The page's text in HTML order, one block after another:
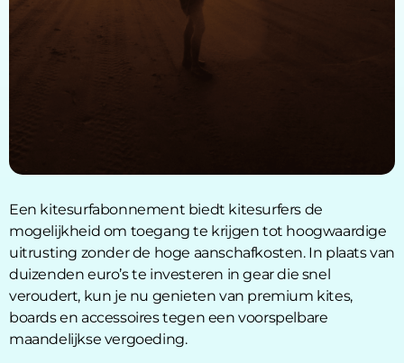
Een kitesurfabonnement biedt kitesurfers de
mogelijkheid om toegang te krijgen tot hoogwaardige
uitrusting zonder de hoge aanschafkosten. In plaats van
duizenden euro’s te investeren in gear die snel
veroudert, kun je nu genieten van premium kites,
boards en accessoires tegen een voorspelbare
maandelijkse vergoeding.